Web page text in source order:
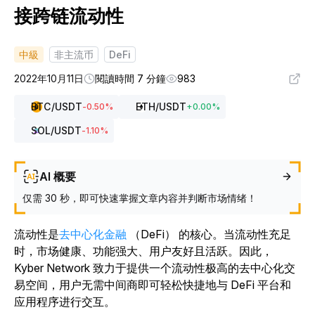
接跨链流动性
中級 非主流币
DeFi
2022年10月11日
閱讀時間 7 分鐘 983
BTC/USDT-0.50% ETH/USDT+0.00%
SOL/USDT-1.10%
AI 概要
仅需 30 秒，即可快速掌握文章内容并判断市场情绪！
流动性是去中心化金融
（DeFi） 的核心。当流动性充足
时，市场健康、功能强大、用户友好且活跃。因此，
Kyber Network 致力于提供一个流动性极高的去中心化交
易空间，用户无需中间商即可轻松快捷地与 DeFi 平台和
应用程序进行交互。